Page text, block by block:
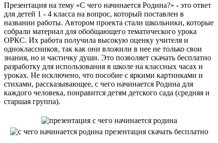
Презентация на тему «С чего начинается Родина?» - это ответ
для детей 1 - 4 класса на вопрос, который поставлен в
названии работы. Автором проекта стали школьники, которые
собрали материал для обобщающего тематического урока
ОРКС. Их работа получила высокую оценку учителя и
одноклассников, так как они вложили в нее не только свои
знания, но и частичку души. Это позволяет скачать бесплатно
разработку для использования в школе на классных часах и
уроках. Не исключено, что пособие с яркими картинками и
стихами, рассказывающее, с чего начинается Родина для
каждого человека, понравится детям детского сада (средняя и
старшая группа).